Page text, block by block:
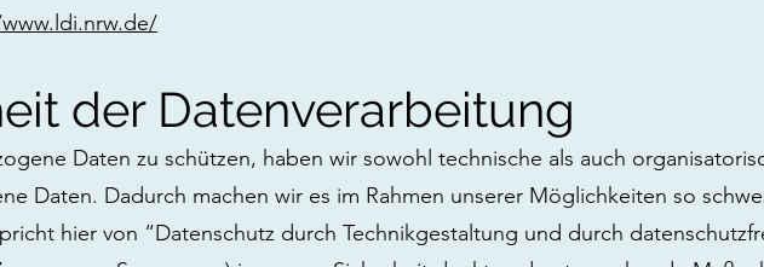
der Datenverarbeitung
Daten zu schützen, haben wir sowohl technische als auch
Daten. Dadurch machen wir es im Rahmen unserer Möglichkeiten so
hier von “Datenschutz durch Technikgestaltung und durch